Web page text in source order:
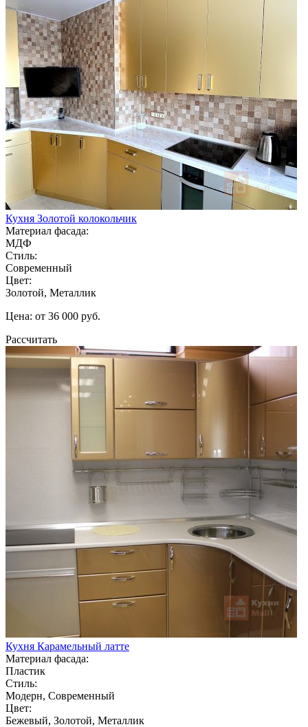
Кухня Золотой колокольчик
Материал фасада:
МДФ
Стиль:
Современный
Цвет:
Золотой, Металлик
Цена: от 36 000 руб.
Рассчитать
Кухня Карамельный латте
Материал фасада:
Пластик
Стиль:
Модерн, Современный
Цвет:
Бежевый, Золотой, Металлик